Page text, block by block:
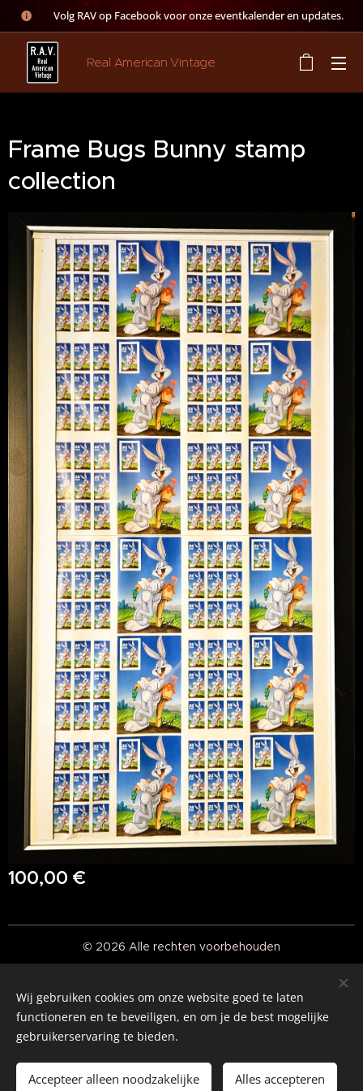
👉 Volg RAV op Facebook voor onze eventkalender en updates.
Real American Vintage
Frame Bugs Bunny stamp
collection
100,00 €
© 2026 Alle rechten voorbehouden
Cookies
Talen
Nederlands
English
Wij gebruiken cookies om onze website goed te laten
functioneren en te beveiligen, en om je de best mogelijke
gebruikerservaring te bieden.
Accepteer alleen noodzakelijke Alles accepteren